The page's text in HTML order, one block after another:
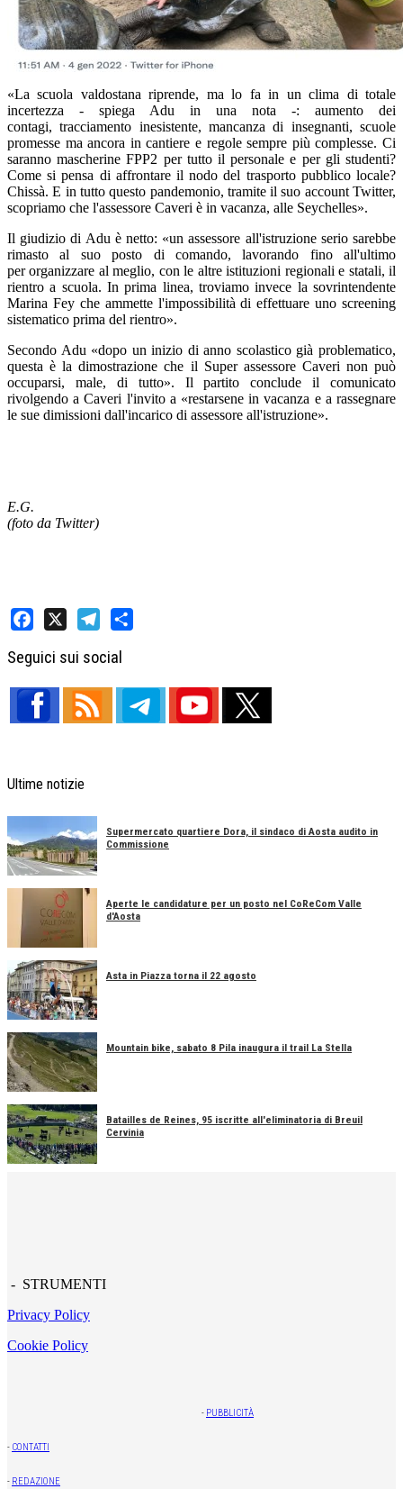
«La scuola valdostana riprende, ma lo fa in un clima di totale
incertezza - spiega Adu in una nota -: aumento dei
contagi, tracciamento inesistente, mancanza di insegnanti, scuole
promesse ma ancora in cantiere e regole sempre più complesse. Ci
saranno mascherine FPP2 per tutto il personale e per gli studenti?
Come si pensa di affrontare il nodo del trasporto pubblico locale?
Chissà. E in tutto questo pandemonio, tramite il suo account Twitter,
scopriamo che l'assessore Caveri è in vacanza, alle Seychelles».
Il giudizio di Adu è netto: «un assessore all'istruzione serio sarebbe
rimasto al suo posto di comando, lavorando fino all'ultimo
per organizzare al meglio, con le altre istituzioni regionali e statali, il
rientro a scuola. In prima linea, troviamo invece la sovrintendente
Marina Fey che ammette l'impossibilità di effettuare uno screening
sistematico prima del rientro».
Secondo Adu «dopo un inizio di anno scolastico già problematico,
questa è la dimostrazione che il Super assessore Caveri non può
occuparsi, male, di tutto». Il partito conclude il comunicato
rivolgendo a Caveri l'invito a «restarsene in vacanza e a rassegnare
le sue dimissioni dall'incarico di assessore all'istruzione».
E.G.
(foto da Twitter)
Seguici sui social
Ultime notizie
Supermercato quartiere Dora, il sindaco di Aosta audito in
Commissione
Aperte le candidature per un posto nel CoReCom Valle
d'Aosta
Asta in Piazza torna il 22 agosto
Mountain bike, sabato 8 Pila inaugura il trail La Stella
Batailles de Reines, 95 iscritte all'eliminatoria di Breuil
Cervinia
- STRUMENTI
Privacy Policy
Cookie Policy
- PUBBLICITÀ
- CONTATTI
- REDAZIONE